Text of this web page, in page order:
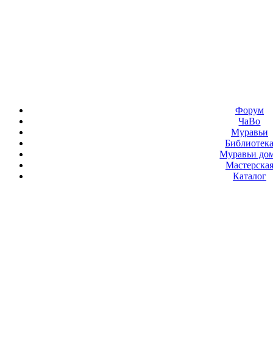
Форум
ЧаВо
Муравьи
Муравьи
Мастерская
Каталог